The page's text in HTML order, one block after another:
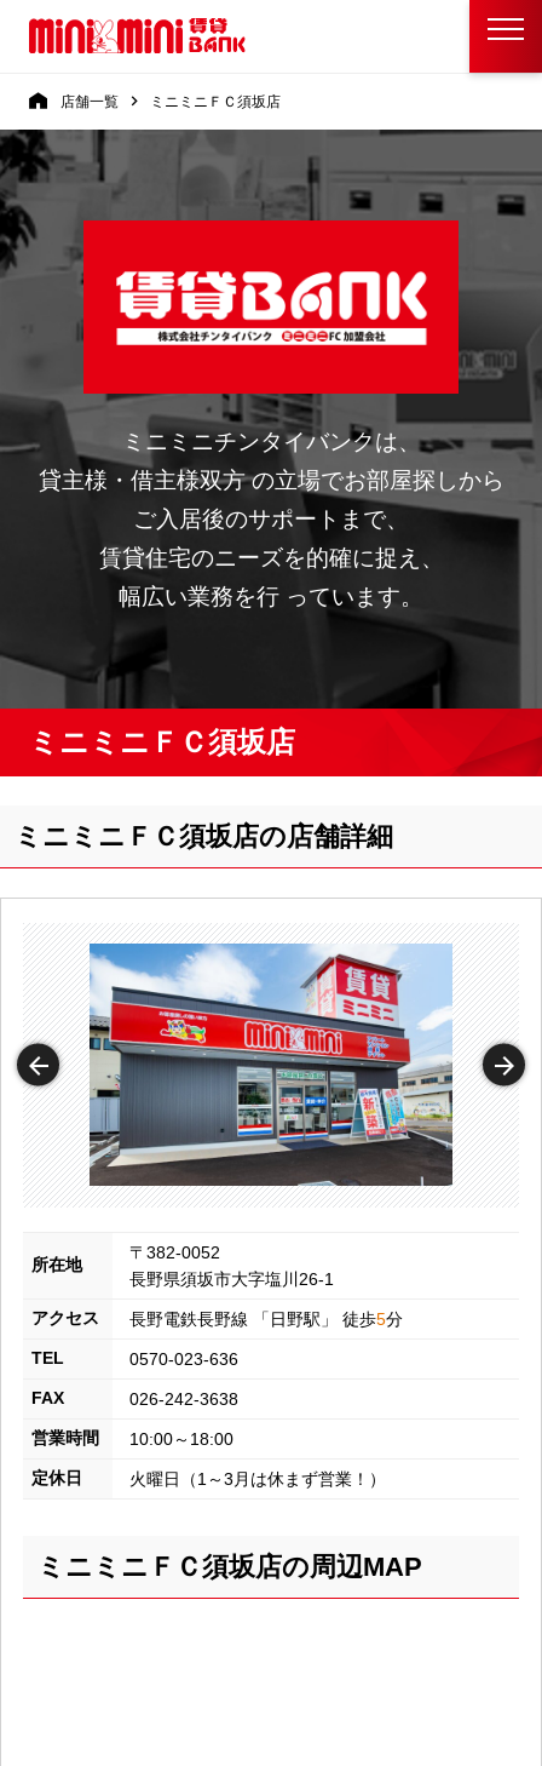
店舗一覧 ミニミニＦＣ須坂店
ミニミニチンタイバンクは、
貸主様・借主様双方 の立場でお部屋探しから
ご入居後のサポートまで、
賃貸住宅のニーズを的確に捉え、
幅広い業務を行 っています。
ミニミニＦＣ須坂店
ミニミニＦＣ須坂店の店舗詳細
所在地
〒382-0052
長野県須坂市大字塩川26-1
アクセス
長野電鉄長野線 「 日野駅」 徒歩5分
TEL
0570-023-636
FAX
026-242-3638
営業時間
10:00～18:00
定休日
火曜日（1～3月は休まず営業！）
ミニミニＦＣ須坂店の周辺MAP